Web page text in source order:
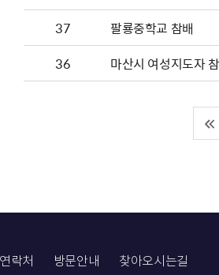
37
팔룡중학교 참배
36
마산시 여성지도자
락처 방문안내 찾아오시는길